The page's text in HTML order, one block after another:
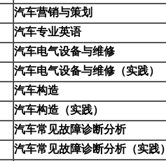
汽车营销与策划
汽车专业英语
汽车电气设备与维修
汽车电气设备与维修（实践）
汽车构造
汽车构造（实践）
汽车常见故障诊断分析
汽车常见故障诊断分析（实践